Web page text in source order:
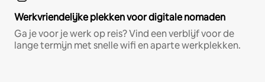
Werkvriendelijke plekken voor digitale nomaden
Ga je voor je werk op reis? Vind een verblijf voor de
lange termijn met snelle wifi en aparte werkplekken.